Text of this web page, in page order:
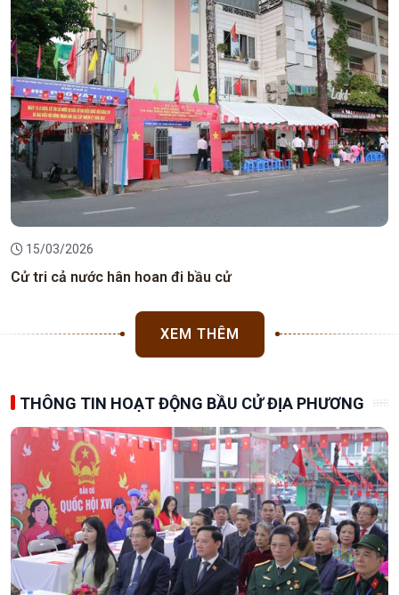
15/03/2026
Cử tri cả nước hân hoan đi bầu cử
XEM THÊM
THÔNG TIN HOẠT ĐỘNG BẦU CỬ ĐỊA PHƯƠNG